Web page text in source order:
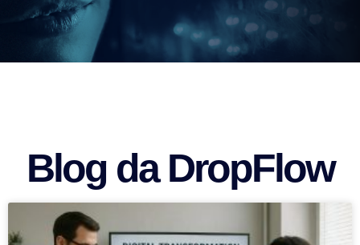
Blog da DropFlow